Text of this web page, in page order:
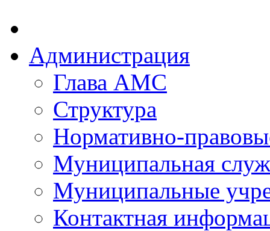
Администрация
Глава АМС
Структура
Нормативно-
Муниципальная
Муниципальные
Контактная